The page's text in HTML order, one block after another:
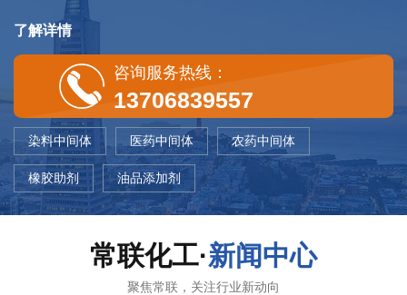
了解详情
咨询服务热线：
13706839557
染料中间体 医药中间体 农药中间体
橡胶助剂 油品添加剂
常联化工·新闻中心
聚焦常联，关注行业新动向